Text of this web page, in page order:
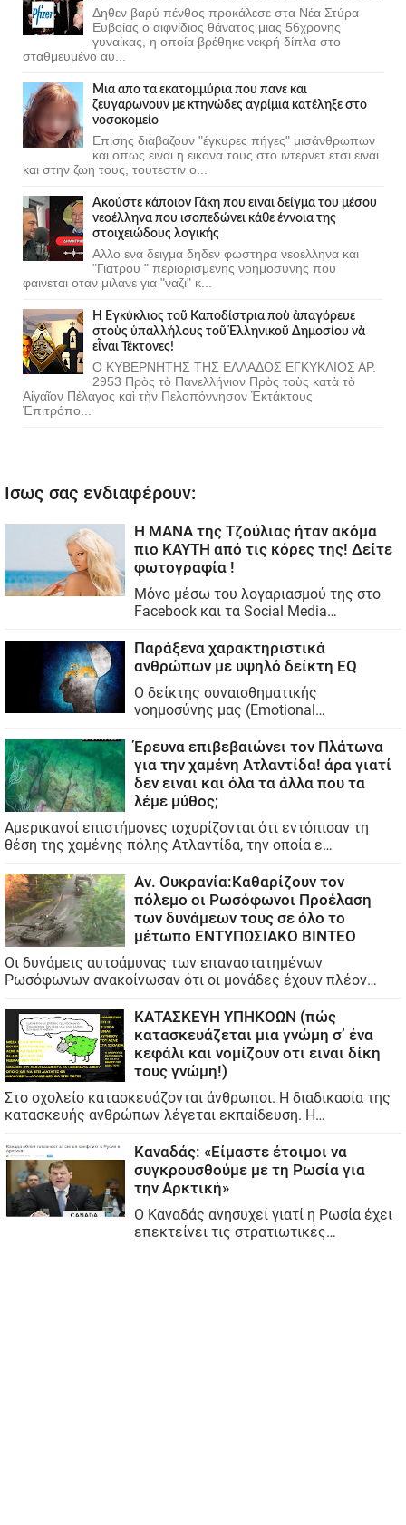
Δηθεν βαρύ πένθος προκάλεσε στα Νέα Στύρα
Ευβοίας ο αιφνίδιος θάνατος μιας 56χρονης
γυναίκας, η οποία βρέθηκε νεκρή δίπλα στο
σταθμευμένο αυ...
Μια απο τα εκατομμύρια που πανε και
ζευγαρωνουν με κτηνώδες αγρίμια κατέληξε στο
νοσοκομείο
Επισης διαβαζουν "έγκυρες πήγες" μισάνθρωπων
και οπως ειναι η εικονα τους στο ιντερνετ ετσι ειναι
και στην ζωη τους, τουτεστιν ο...
Ακούστε κάποιον Γάκη που ειναι δείγμα του μέσου
νεοέλληνα που ισοπεδώνει κάθε έννοια της
στοιχειώδους λογικής
Αλλο ενα δειγμα δηδεν φωστηρα νεοελληνα και
"Γιατρου " περιορισμενης νοημοσυνης που
φαινεται οταν μιλανε για "ναζι" κ...
Ἡ Ἐγκύκλιος τοῦ Καποδίστρια ποὺ ἀπαγόρευε
στοὺς ὑπαλλήλους τοῦ Ἑλληνικοῦ Δημοσίου νὰ
εἶναι Τέκτονες!
Ο ΚΥΒΕΡΝΗΤΗΣ ΤΗΣ ΕΛΛΑΔΟΣ ΕΓΚΥΚΛΙΟΣ ΑΡ.
2953 Πρὸς τὸ Πανελλήνιον Πρὸς τοὺς κατὰ τὸ
Αἰγαῖον Πέλαγος καὶ τὴν Πελοπόννησον Ἐκτάκτους
Ἐπιτρόπο...